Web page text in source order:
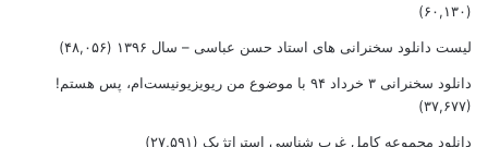
(۶۰,۱۳۰)
لیست دانلود سخنرانی های استاد حسن عباسی – سال ۱۳۹۶ (۴۸,۰۵۶)
دانلود سخنرانی ۳ خرداد ۹۴ با موضوع من ریویزیونیست‌ام، پس هستم!
(۳۷,۶۷۷)
دانلود مجموعه کامل غرب شناسی استراتژیک (۲۷,۵۹۱)